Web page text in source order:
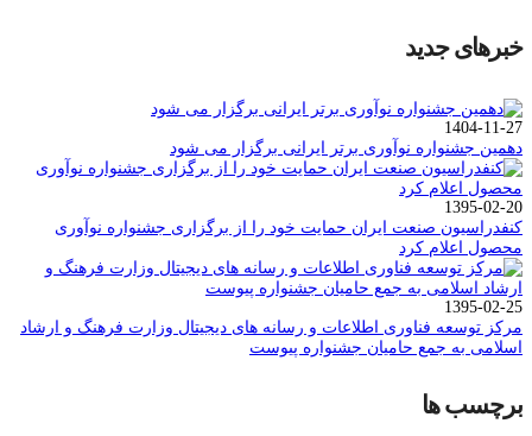
خبرهای جدید
1404-11-27
دهمین جشنواره نوآوری برتر ایرانی برگزار می شود
1395-02-20
کنفدراسیون صنعت ایران حمایت خود را از برگزاری جشنواره نوآوری
محصول اعلام کرد
1395-02-25
مرکز توسعه فناوری اطلاعات و رسانه های دیجیتال وزارت فرهنگ و ارشاد
اسلامی به جمع حامیان جشنواره پیوست
برچسب ها